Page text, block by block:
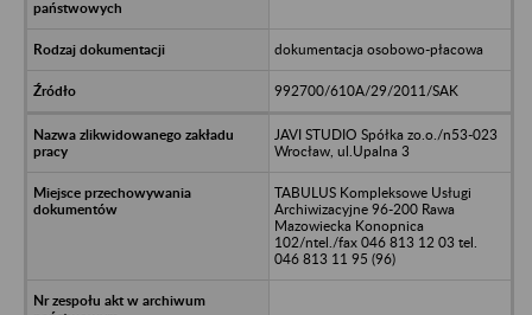
dokumentacja osobowo-płacowa
992700/610A/29/2011/SAK
JAVI STUDIO Spółka zo.o./n53-023
Wrocław, ul.Upalna 3
TABULUS Kompleksowe Usługi
Archiwizacyjne 96-200 Rawa
Mazowiecka Konopnica
102/ntel./fax 046 813 12 03 tel.
046 813 11 95 (96)